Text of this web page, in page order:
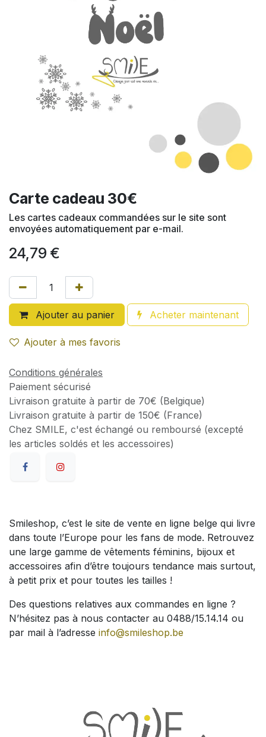
Carte cadeau 30€
Les cartes cadeaux commandées sur le site sont
envoyées automatiquement par e-mail.
24,79 €
Ajouter au panier Acheter maintenant
Ajouter à mes favoris
Conditions générales
Paiement sécurisé
Livraison gratuite à partir de 70€ (Belgique)
Livraison gratuite à partir de 150€ (France)
Chez SMILE, c'est échangé ou remboursé (excepté
les articles soldés et les accessoires)
Smileshop, c’est le site de vente en ligne belge qui livre
dans toute l’Europe pour les fans de mode. Retrouvez
une large gamme de vêtements féminins, bijoux et
accessoires afin d’être toujours tendance mais surtout,
à petit prix et pour toutes les tailles !
Des questions relatives aux commandes en ligne ?
N’hésitez pas à nous contacter au 0488/15.14.14 ou
par mail à l’adresse info@smileshop.be